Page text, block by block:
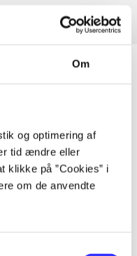
Om
og optimering af
tid ændre eller
på ”Cookies” i
om de anvendte
udgivelser